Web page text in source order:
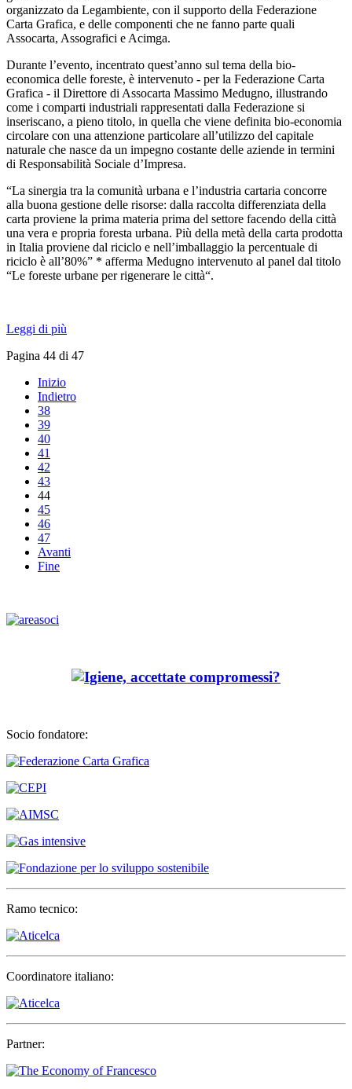
organizzato da Legambiente, con il supporto della Federazione
Carta Grafica, e delle componenti che ne fanno parte quali
Assocarta, Assografici e Acimga.
Durante l’evento, incentrato quest’anno sul tema della bio-
economica delle foreste, è intervenuto - per la Federazione Carta
Grafica - il Direttore di Assocarta Massimo Medugno, illustrando
come i comparti industriali rappresentati dalla Federazione si
inseriscano, a pieno titolo, in quella che viene definita bio-economia
circolare con una attenzione particolare all’utilizzo del capitale
naturale che nasce da un impegno costante delle aziende in termini
di Responsabilità Sociale d’Impresa.
“La sinergia tra la comunità urbana e l’industria cartaria concorre
alla buona gestione delle risorse: dalla raccolta differenziata della
carta proviene la prima materia prima del settore facendo della città
una vera e propria foresta urbana. Più della metà della carta prodotta
in Italia proviene dal riciclo e nell’imballaggio la percentuale di
riciclo è all’80%” * afferma Medugno intervenuto al panel dal titolo
“Le foreste urbane per rigenerare le città“.
Leggi di più
Pagina 44 di 47
Inizio
Indietro
38
39
40
41
42
43
44
45
46
47
Avanti
Fine
Socio fondatore:
Ramo tecnico:
Coordinatore italiano:
Partner: